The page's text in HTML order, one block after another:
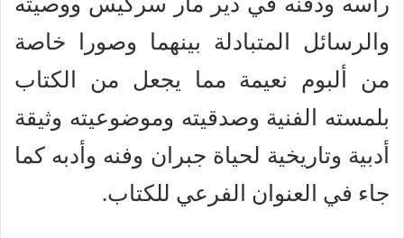
والرسائل المتبادلة بينهما وصورا خاصة
من ألبوم نعيمة مما يجعل من الكتاب
بلمسته الفنية وصدقيته وموضوعيته وثيقة
أدبية وتاريخية لحياة جبران وفنه وأدبه كما
جاء في العنوان الفرعي للكتاب.